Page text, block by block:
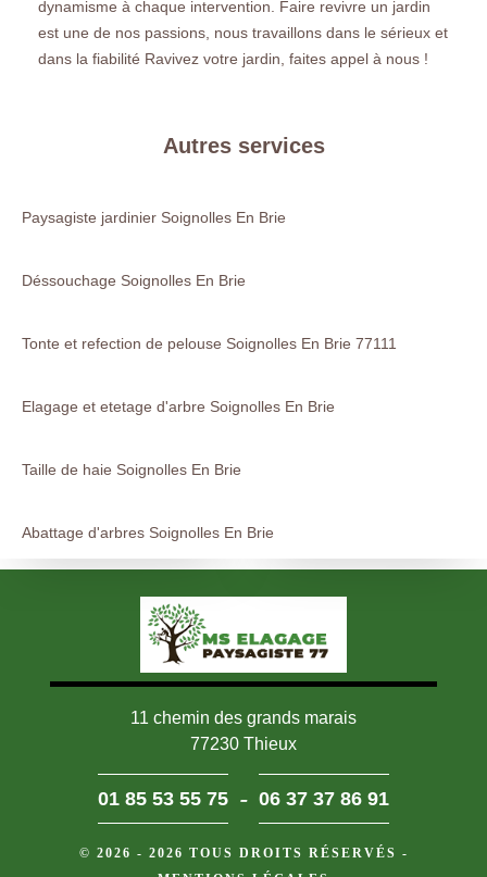
dynamisme à chaque intervention. Faire revivre un jardin
est une de nos passions, nous travaillons dans le sérieux et
dans la fiabilité Ravivez votre jardin, faites appel à nous !
Autres services
Paysagiste jardinier Soignolles En Brie
Déssouchage Soignolles En Brie
Tonte et refection de pelouse Soignolles En Brie 77111
Elagage et etetage d'arbre Soignolles En Brie
Taille de haie Soignolles En Brie
Abattage d'arbres Soignolles En Brie
11 chemin des grands marais
77230 Thieux
01 85 53 55 75 - 06 37 37 86 91
© 2026 - 2026 TOUS DROITS RÉSERVÉS -